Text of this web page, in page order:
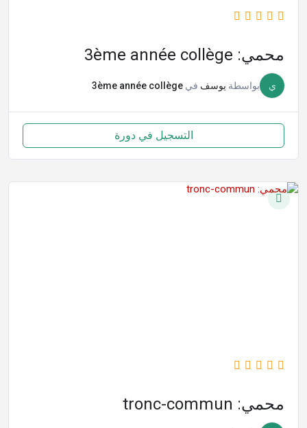
محمي: 3ème année collège
ي بواسطة يوسف في 3ème année collège
التسجيل في دورة
محمي: tronc-commun